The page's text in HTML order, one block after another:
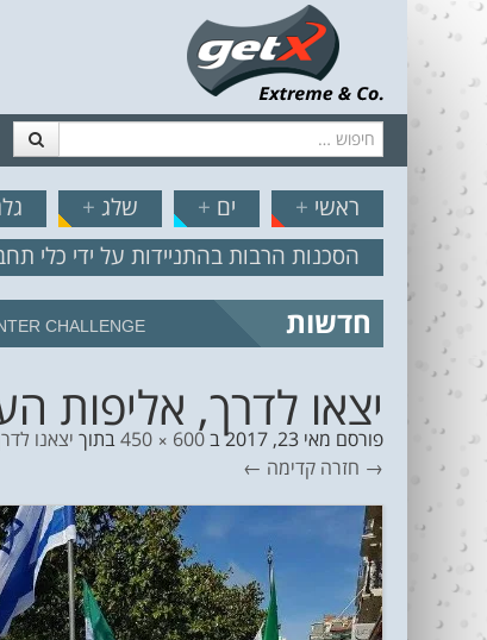
חיפוש
// תפריט
דלג לתוכן
ראשי + ים + שלג +
הסכנות הרבות בהתניידות על ידי כלי
חדשות מצב הים והרוח – תחזית
יצאו לדרך, אליפות
פורסם מאי 23, 2017 ב600 × 450 בתוך יצאנו
→ חזרה קדימה ←